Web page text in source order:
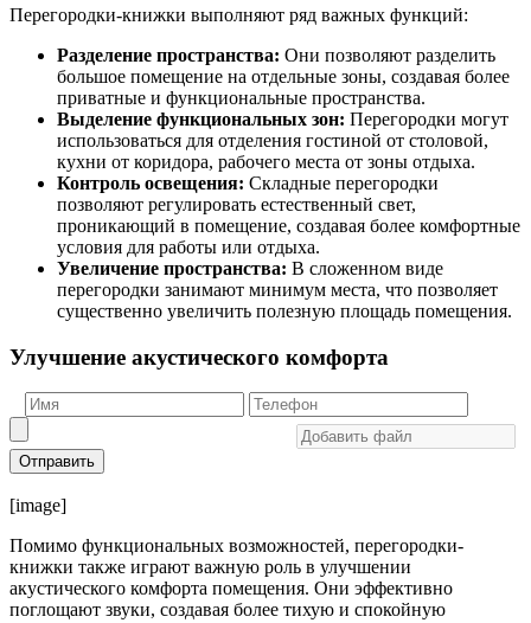
Перегородки-книжки выполняют ряд важных функций:
Разделение пространства: Они позволяют разделить
большое помещение на отдельные зоны, создавая более
приватные и функциональные пространства.
Выделение функциональных зон: Перегородки могут
использоваться для отделения гостиной от столовой,
кухни от коридора, рабочего места от зоны отдыха.
Контроль освещения: Складные перегородки
позволяют регулировать естественный свет,
проникающий в помещение, создавая более комфортные
условия для работы или отдыха.
Увеличение пространства: В сложенном виде
перегородки занимают минимум места, что позволяет
существенно увеличить полезную площадь помещения.
Улучшение акустического комфорта
Отправить
[image]
Помимо функциональных возможностей, перегородки-
книжки также играют важную роль в улучшении
акустического комфорта помещения. Они эффективно
поглощают звуки, создавая более тихую и спокойную